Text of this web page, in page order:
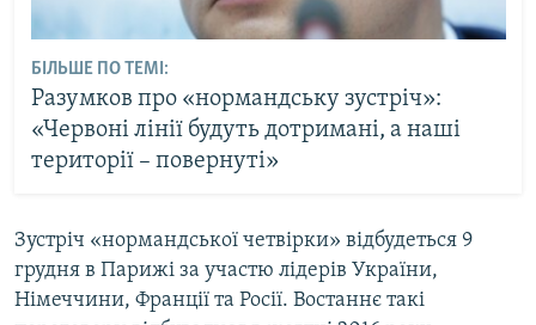
БІЛЬШЕ ПО ТЕМІ:
Разумков про «нормандську зустріч»:
«Червоні лінії будуть дотримані, а наші
території – повернуті»
Зустріч «нормандської четвірки» відбудеться 9
грудня в Парижі за участю лідерів України,
Німеччини, Франції та Росії. Востаннє такі